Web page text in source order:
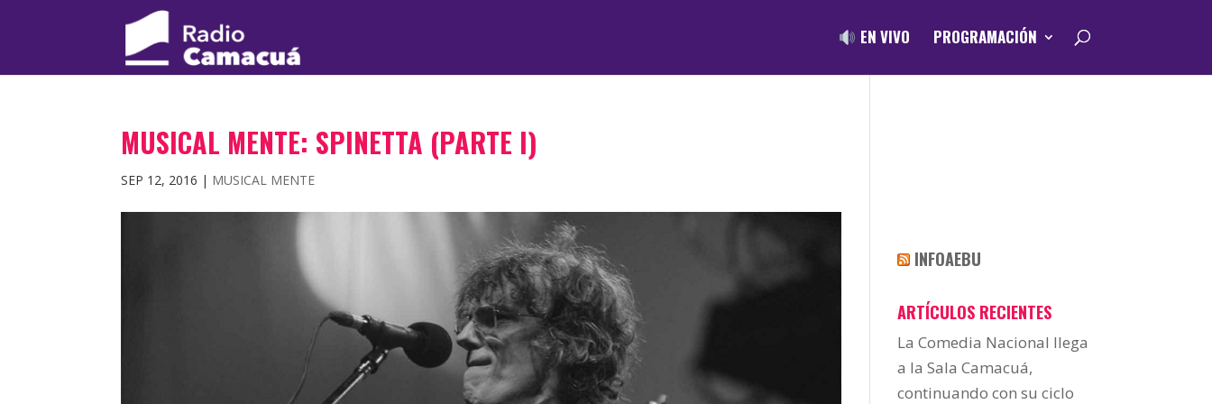
EN VIVO PROGRAMACIÓN
MUSICAL MENTE: SPINETTA (PARTE I)
SEP 12, 2016 | MUSICAL MENTE
INFOAEBU
ARTÍCULOS RECIENTES
La Comedia Nacional llega
a la Sala Camacuá,
continuando con su ciclo